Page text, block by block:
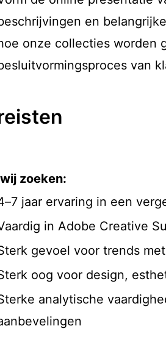
en
onze collecties worden
van
zoeken:
jaar ervaring in een
in Adobe Creative
gevoel voor trends
oog voor design,
analytische